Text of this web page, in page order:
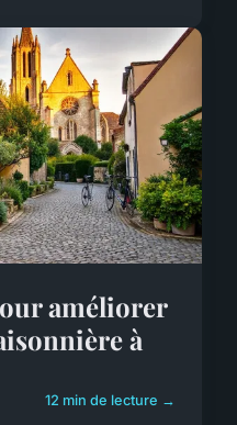
améliorer
à
12 min de lecture →